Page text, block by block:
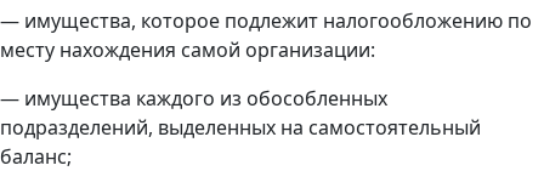
— имущества, которое подлежит налогообложению по
месту нахождения самой организации:
— имущества каждого из обособленных
подразделений, выделенных на самостоятельный
баланс;